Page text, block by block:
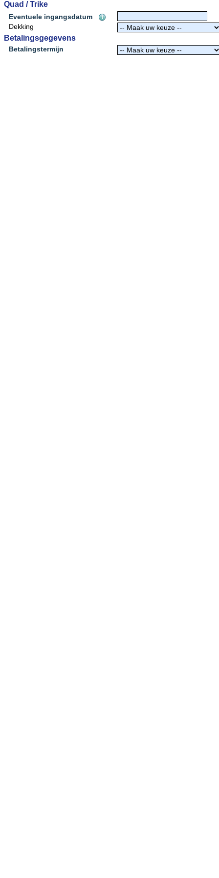
Quad / Trike
Eventuele ingangsdatum
Dekking
Betalingsgegevens
Betalingstermijn